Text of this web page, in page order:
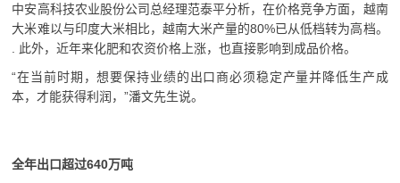
中安高科技农业股份公司总经理范泰平分析，在价格竞争方面，越南
大米难以与印度大米相比，越南大米产量的80%已从低档转为高档。
此外，近年来化肥和农资价格上涨，也直接影响到成品价格。
“在当前时期，想要保持业绩的出口商必须稳定产量并降低生产成
本，才能获得利润，”潘文先生说。
全年出口超过640万吨